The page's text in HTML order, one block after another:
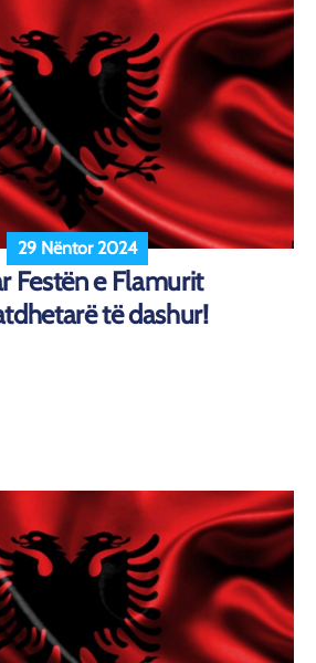
29 Nëntor 2024
Festën e Flamurit
të dashur!